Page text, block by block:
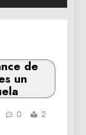
de
un
0
2